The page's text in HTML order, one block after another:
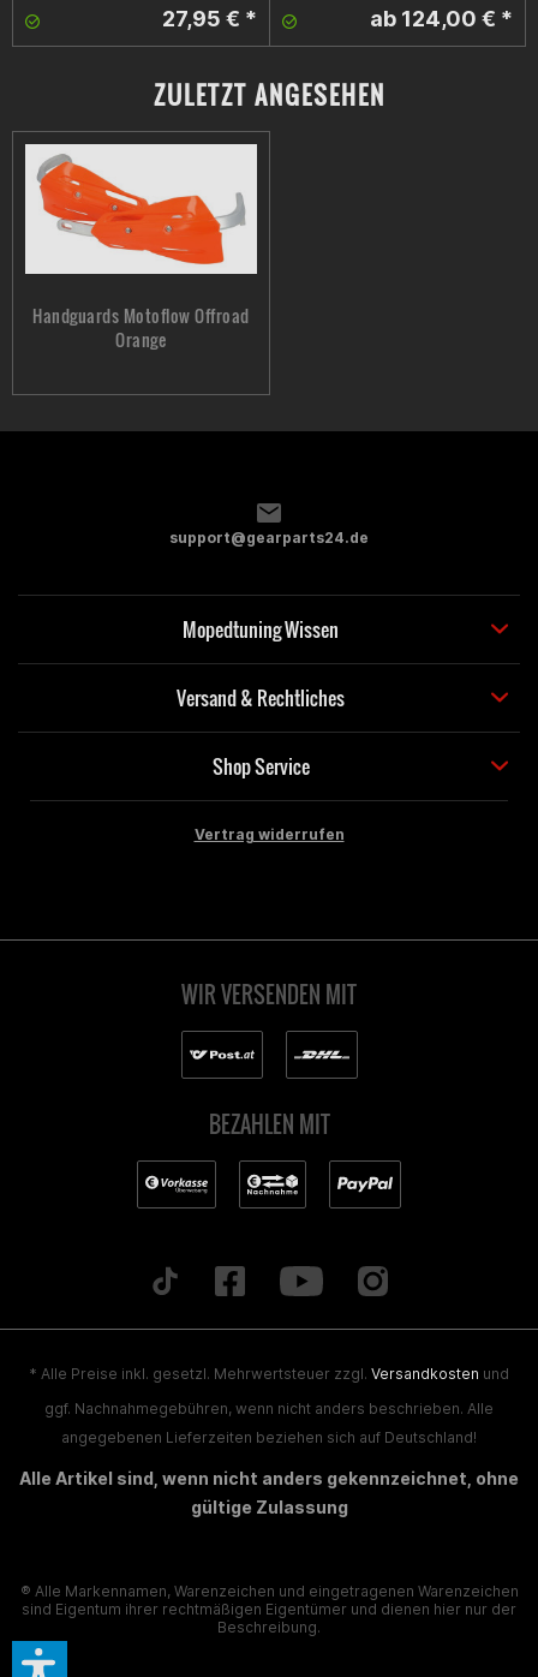
27,95 € * ab 124,00 € *
ZULETZT ANGESEHEN
Handguards Motoflow Offroad
Orange
support@gearparts24.de
Mopedtuning Wissen
Versand & Rechtliches
Shop Service
Vertrag widerrufen
WIR VERSENDEN MIT
BEZAHLEN MIT
* Alle Preise inkl. gesetzl. Mehrwertsteuer zzgl. Versandkosten und
ggf. Nachnahmegebühren, wenn nicht anders beschrieben. Alle
angegebenen Lieferzeiten beziehen sich auf Deutschland!
Alle Artikel sind, wenn nicht anders gekennzeichnet, ohne
gültige Zulassung
® Alle Markennamen, Warenzeichen und eingetragenen Warenzeichen
sind Eigentum ihrer rechtmäßigen Eigentümer und dienen hier nur der
Beschreibung.